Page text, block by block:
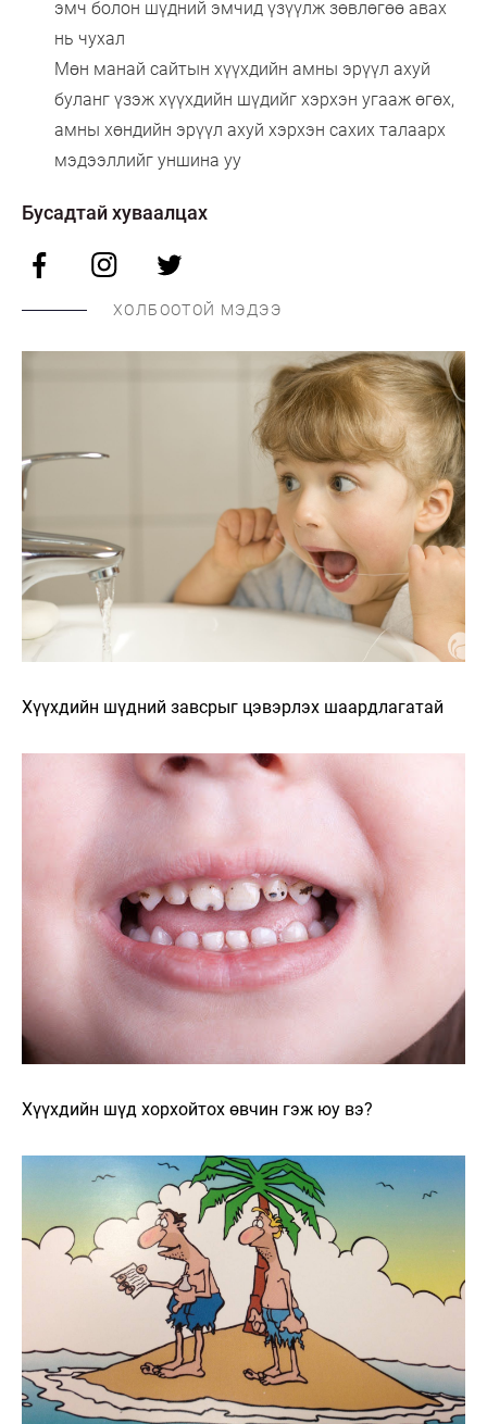
эмч болон шүдний эмчид үзүүлж зөвлөгөө авах
нь чухал
Мөн манай сайтын хүүхдийн амны эрүүл ахуй
буланг үзэж хүүхдийн шүдийг хэрхэн угааж өгөх,
амны хөндийн эрүүл ахуй хэрхэн сахих талаарх
мэдээллийг уншина уу
Бусадтай хуваалцах
ХОЛБООТОЙ МЭДЭЭ
Хүүхдийн шүдний завсрыг цэвэрлэх шаардлагатай
Хүүхдийн шүд хорхойтох өвчин гэж юу вэ?